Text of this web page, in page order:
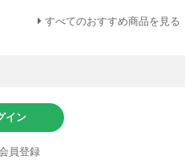
すべてのおすすめ商品を見る
イン
員登録